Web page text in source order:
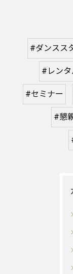
#ダンスス
#レン
#セミナー
#懇